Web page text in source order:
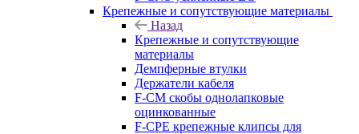
Крепежные и сопутствующие материалы
Назад
Крепежные и сопутствующие
материалы
Демпферные втулки
Держатели кабеля
F-CM скобы однолапковые
оцинкованные
F-CPE крепежные клипсы для